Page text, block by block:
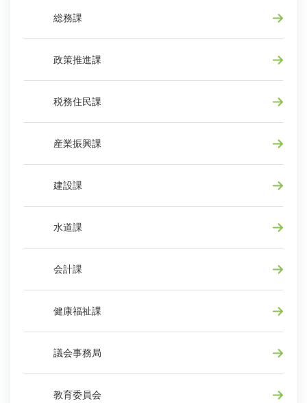
総務課
政策推進課
税務住民課
産業振興課
建設課
水道課
会計課
健康福祉課
議会事務局
教育委員会